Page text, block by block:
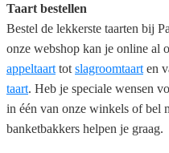
Taart bestellen
Bestel de lekkerste taarten bij
onze webshop kan je online al
appeltaart tot slagroomtaart en
taart. Heb je speciale wensen
in één van onze winkels of bel
banketbakkers helpen je graag.